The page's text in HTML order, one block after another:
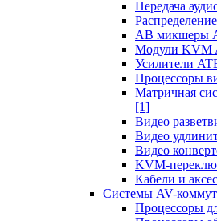
Передача
АВ микшеры
Модули KVM
Усилители
Процессоры
Матричная
[1]
Видео
Видео
Видео
KVM-
Кабели и
Системы AV-
Процессоры